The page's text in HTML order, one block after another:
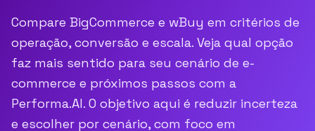
Compare BigCommerce e wBuy em critérios de
operação, conversão e escala. Veja qual opção
faz mais sentido para seu cenário de e-
commerce e próximos passos com a
Performa.AI. O objetivo aqui é reduzir incerteza
e escolher por cenário, com foco em